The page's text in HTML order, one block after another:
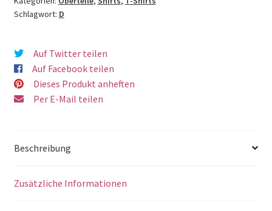
Schlagwort: D
Auf Twitter teilen
Auf Facebook teilen
Dieses Produkt anheften
Per E-Mail teilen
Beschreibung
Zusätzliche Informationen